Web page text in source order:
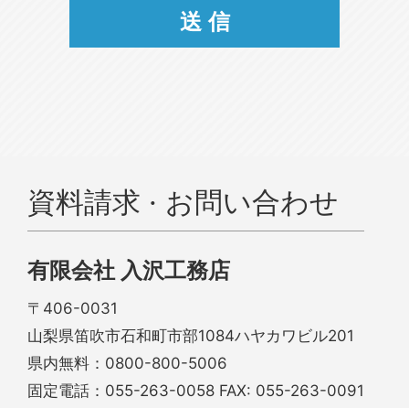
資料請求 · お問い合わせ
有限会社 入沢工務店
〒406-0031
山梨県笛吹市石和町市部1084ハヤカワビル201
県内無料： 0800-800-5006
固定電話： 055-263-0058 FAX: 055-263-0091